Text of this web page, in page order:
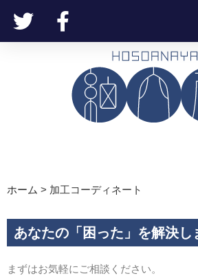
ホーム > 加工コーディネート
あなたの「困った」を解決し
まずはお気軽にご相談ください。